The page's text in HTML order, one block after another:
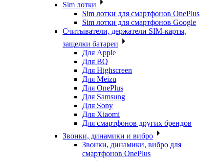
Sim лотки
Sim лотки для смартфонов OnePlus
Sim лотки для смартфонов Google
Считыватели, держатели SIM-карты,
защелки батареи
Для Apple
Для BQ
Для Highscreen
Для Meizu
Для OnePlus
Для Samsung
Для Sony
Для Xiaomi
Для смартфонов других брендов
Звонки, динамики и вибро
Звонки, динамики, вибро для
смартфонов OnePlus